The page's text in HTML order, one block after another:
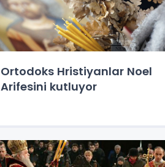
Ortodoks Hristiyanlar Noel
Arifesini kutluyor